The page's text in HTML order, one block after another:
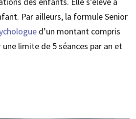
Par ailleurs, la formule Senior
d’un montant compris
limite de 5 séances par an et